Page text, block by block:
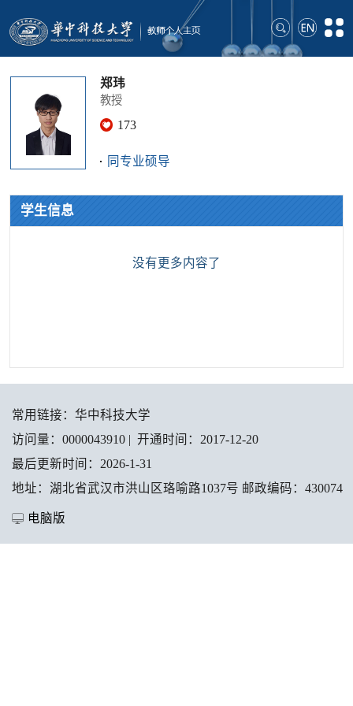
郑玮
教授
173
同专业硕导
学生信息
没有更多内容了
常用链接： 华中科技大学
访问量： 0000043910| 开通时间： 2017-12-20
最后更新时间： 2026-1-31
地址：湖北省武汉市洪山区珞喻路1037号 邮政编码：430074
电脑版